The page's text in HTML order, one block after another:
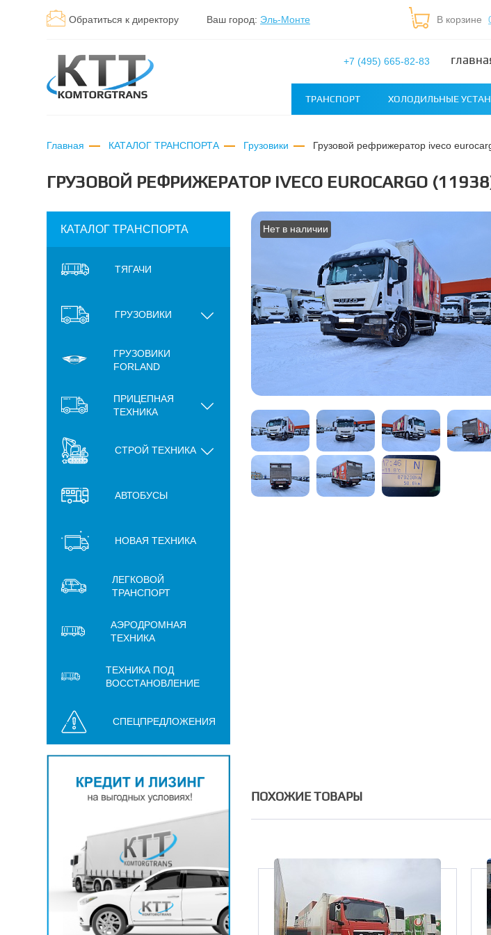
Обратиться к директору Ваш город: Эль-Монте В корзине
+7 (495) 665-82-83
ТРАНСПОРТ ХОЛОДИЛЬНЫЕ
Главная КАТАЛОГ ТРАНСПОРТА Грузовики грузовой рефрижератор iveco
ГРУЗОВОЙ РЕФРИЖЕРАТОР IVECO EUROCARGO
КАТАЛОГ ТРАНСПОРТА
ТЯГАЧИ
ГРУЗОВИКИ
ГРУЗОВИКИ
FORLAND
ПРИЦЕПНАЯ
ТЕХНИКА
СТРОЙ ТЕХНИКА
АВТОБУСЫ
НОВАЯ ТЕХНИКА
ЛЕГКОВОЙ
ТРАНСПОРТ
АЭРОДРОМНАЯ
ТЕХНИКА
ТЕХНИКА ПОД
ВОССТАНОВЛЕНИЕ
СПЕЦПРЕДЛОЖЕНИЯ
Нет в наличии
ПОХОЖИЕ ТОВАРЫ
Нет в наличии